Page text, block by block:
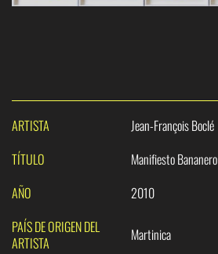
ARTISTA
Jean-François Boclé
TÍTULO
Manifiesto Bananero
AÑO
2010
PAÍS DE ORIGEN DEL
ARTISTA
Martinica